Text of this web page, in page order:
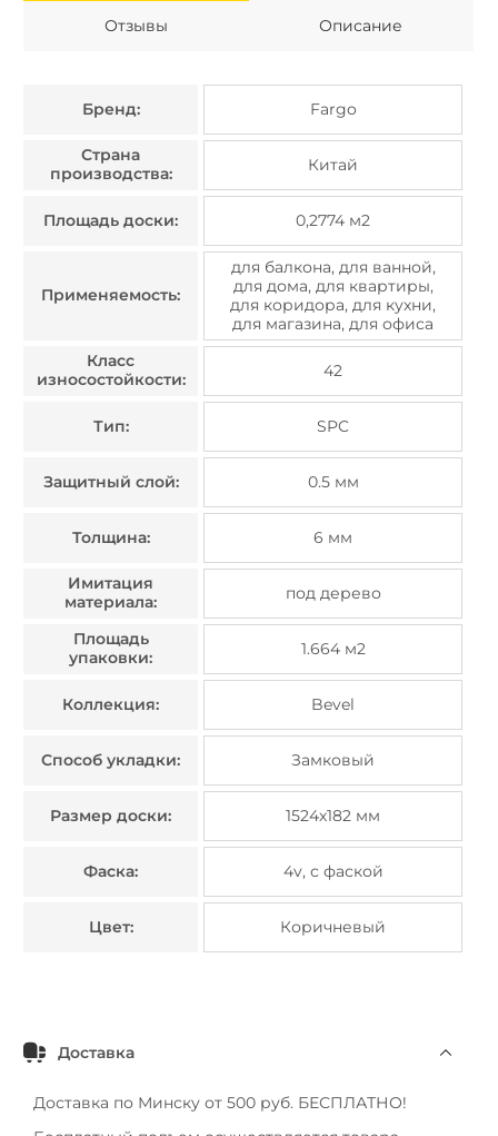
Доставка
Доставка по Минску от 500 руб. БЕСПЛАТНО!
Отзывы Описание
Бренд: Fargo
Страна
производства:
Китай
Площадь доски: 0,2774 м2
Применяемость:
для балкона, для ванной,
для дома, для квартиры,
для коридора, для кухни,
для магазина, для офиса
Класс
износостойкости:
42
Тип: SPC
Защитный слой: 0.5 мм
Толщина: 6 мм
Имитация
материала:
под дерево
Площадь
упаковки:
1.664 м2
Коллекция: Bevel
Способ укладки: Замковый
Размер доски: 1524х182 мм
Фаска: 4v, с фаской
Цвет: Коричневый